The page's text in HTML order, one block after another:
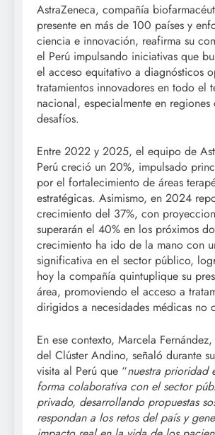
AstraZeneca, compañía
presente en más de 100 países y
ciencia e innovación, reafirma su
el Perú impulsando iniciativas que
el acceso equitativo a diagnósticos
tratamientos innovadores en todo el
nacional, especialmente en regiones
desafíos.
Entre 2022 y 2025, el equipo de
Perú creció un 20%, impulsado
por el fortalecimiento de áreas
estratégicas. Asimismo, en 2024
crecimiento del 37%, con
superarán el 40% en los próximos
crecimiento ha ido de la mano con
significativa en el sector público,
hoy la compañía quintuplique su
área, promoviendo el acceso a
dirigidos a necesidades médicas no
En ese contexto, Marcela
del Clúster Andino, señaló durante
visita al Perú que “nuestra prioridad
forma colaborativa con el sector
privado, desarrollando propuestas
respondan a los retos del país y